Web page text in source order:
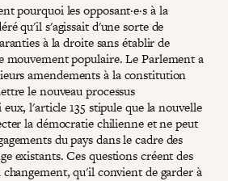
pourquoi les opposant·e·s à la
qu'il s'agissait d'une sorte de
à la droite sans établir de
mouvement populaire. Le Parlement a
amendements à la constitution
le nouveau processus
l'article 135 stipule que la nouvelle
la démocratie chilienne et ne peut
du pays dans le cadre des
existants. Ces questions créent des
qu'il convient de garder à